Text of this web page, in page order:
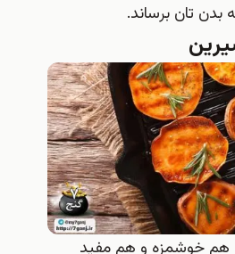
برساند.
و هم مفید